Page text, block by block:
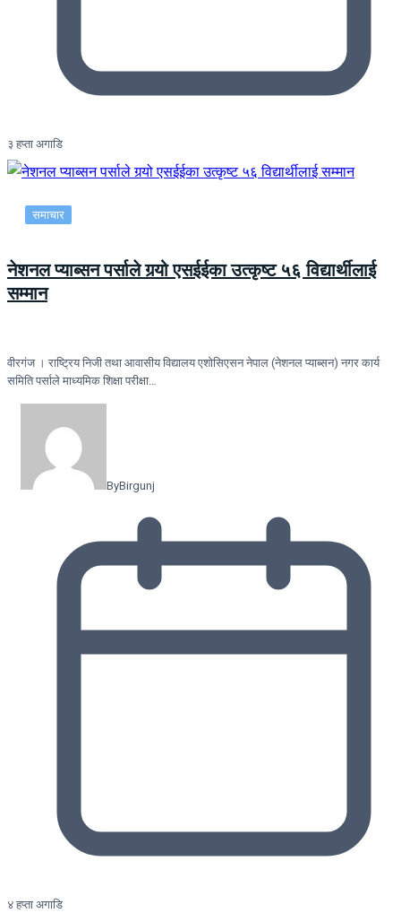
३ हप्ता अगाडि
समाचार
नेशनल प्याब्सन पर्साले गर्‍यो एसईईका उत्कृष्ट ५६ विद्यार्थीलाई
सम्मान
वीरगंज । राष्ट्रिय निजी तथा आवासीय विद्यालय एशोसिएसन नेपाल (नेशनल प्याब्सन) नगर कार्य
समिति पर्साले माध्यमिक शिक्षा परीक्षा…
ByBirgunj
४ हप्ता अगाडि